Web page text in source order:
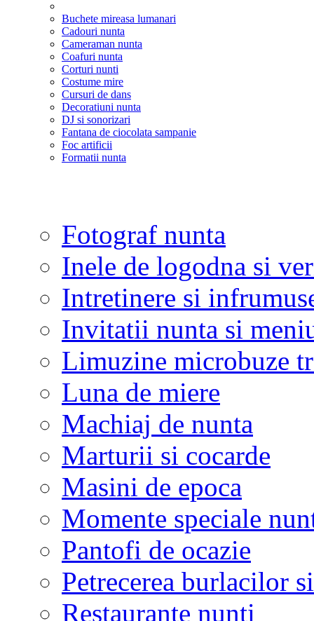
Buchete mireasa lumanari
Cadouri nunta
Cameraman nunta
Coafuri nunta
Corturi nunti
Costume mire
Cursuri de dans
Decoratiuni nunta
DJ si sonorizari
Fantana de ciocolata sampanie
Foc artificii
Formatii nunta
Fotograf nunta
Inele de logodna si
Intretinere si
Invitatii nunta si
Limuzine microbuze
Luna de miere
Machiaj de nunta
Marturii si cocarde
Masini de epoca
Momente speciale
Pantofi de ocazie
Petrecerea burlacilor
Restaurante nunti